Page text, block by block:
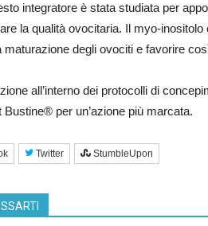
integratore è stata studiata per
la qualità ovocitaria. Il myo-inositolo
maturazione degli ovociti e favorire
all’interno dei protocolli di
Bustine® per un’azione più marcata.
Twitter StumbleUpon